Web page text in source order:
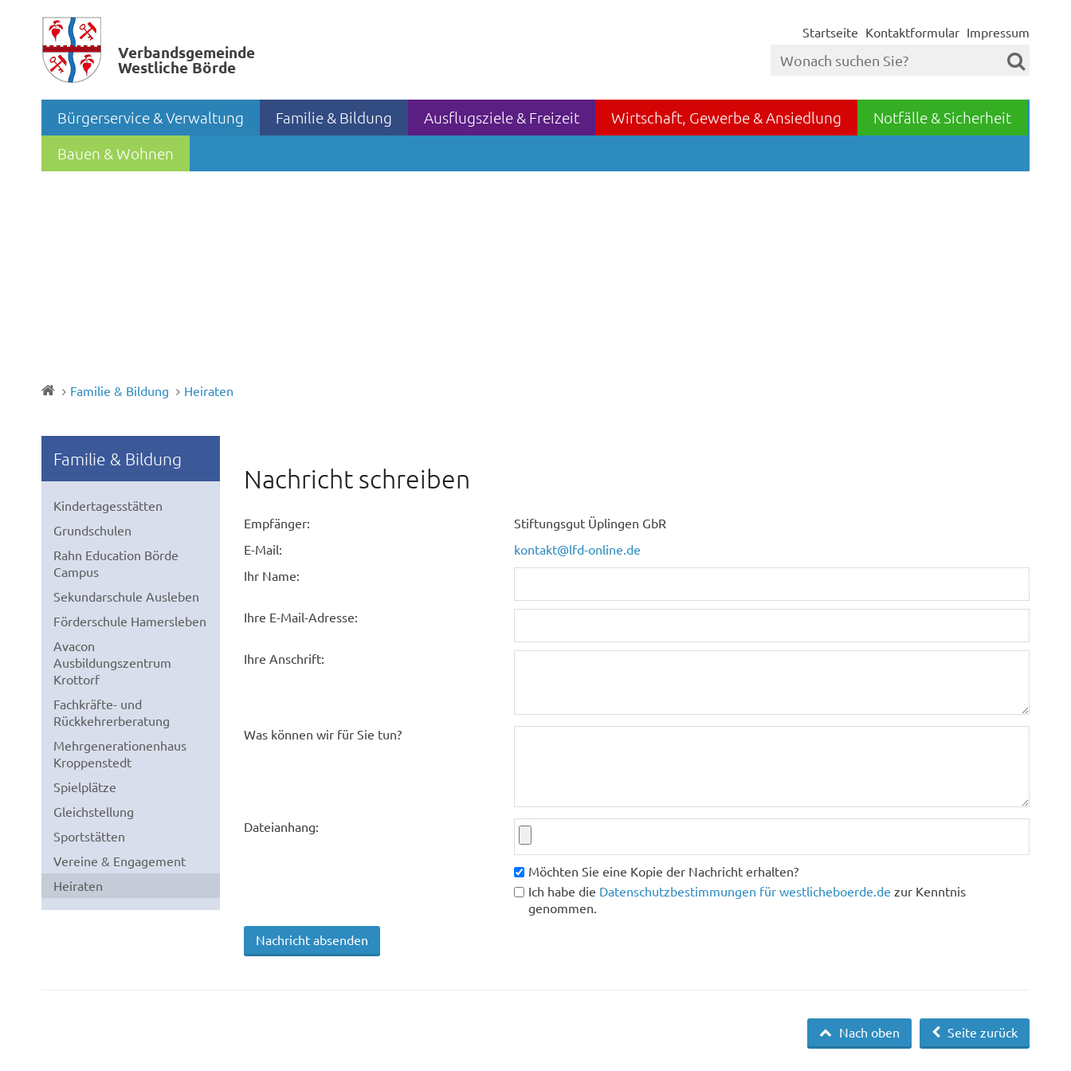
Verbands­gemeinde
Westliche Börde
Startseite Kontaktformular Impressum
Bürgerservice & Verwaltung Familie & Bildung Ausflugsziele & Freizeit Wirtschaft, Gewerbe & Ansiedlung
Notfälle & Sicherheit
Bauen & Wohnen
Familie & Bildung Heiraten
Familie & Bildung
Kindertagesstätten
Grundschulen
Rahn Education Börde
Campus
Sekundarschule Ausleben
Förderschule Hamersleben
Avacon
Ausbildungszentrum
Krottorf
Fachkräfte- und
Rückkehrerberatung
Mehrgenerationenhaus
Kroppenstedt
Spielplätze
Gleichstellung
Sportstätten
Vereine & Engagement
Heiraten
Nachricht schreiben
Empfänger:
Stiftungsgut Üplingen GbR
E-Mail:
kontakt@lfd-online.de
Ihr Name:
Ihre E-Mail-Adresse:
Ihre Anschrift:
Was können wir für Sie tun?
Dateianhang:
Möchten Sie eine Kopie der Nachricht erhalten?
Ich habe die Datenschutzbestimmungen für westlicheboerde.de zur Kenntnis
genommen.
Seite zurück
Nach oben